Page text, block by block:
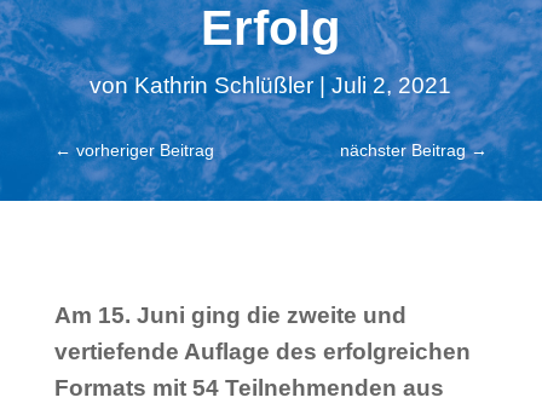
Erfolg
vonKathrin Schlüßler |Juli 2, 2021
←vorheriger Beitrag nächster Beitrag→
Am 15. Juni ging die zweite und
vertiefende Auflage des erfolgreichen
Formats mit 54 Teilnehmenden aus